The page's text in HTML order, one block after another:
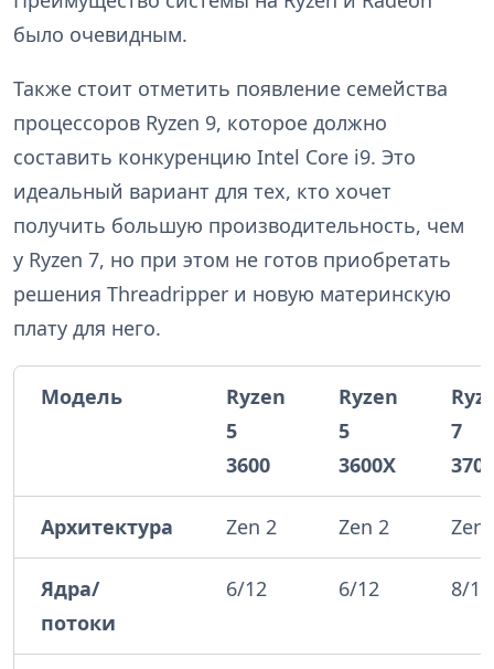
было очевидным.
Также стоит отметить появление семейства
процессоров Ryzen 9, которое должно
составить конкуренцию Intel Core i9. Это
идеальный вариант для тех, кто хочет
получить большую производительность, чем
у Ryzen 7, но при этом не готов приобретать
решения Threadripper и новую материнскую
плату для него.
Модель
Ryzen
5
3600
Ryzen
5
3600X
7
Архитектура Zen 2 Zen 2 Zen
Ядра/
потоки
6/12 6/12 8/16